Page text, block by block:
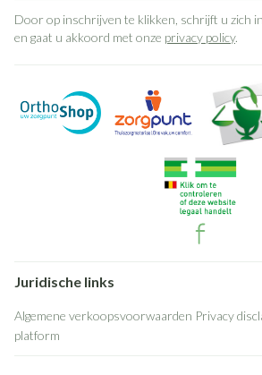
Door op inschrijven te klikken, schrijft u zich
en gaat u akkoord met onze privacy policy.
Juridische links
Algemene verkoopsvoorwaarden Privacy
platform